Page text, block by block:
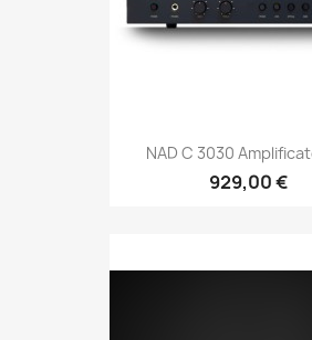
NAD C 3030
929,00 €